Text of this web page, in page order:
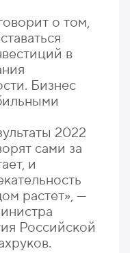
о том,
в
Бизнес
2022
сами за
и
растет», —
Российской